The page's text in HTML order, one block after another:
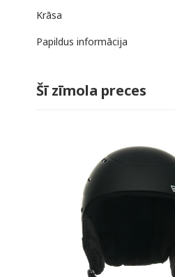
Krāsa
Papildus informācija
Šī zīmola preces